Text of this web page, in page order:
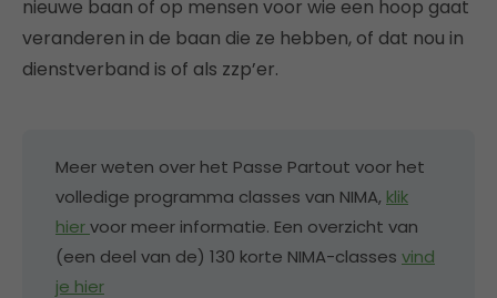
nieuwe baan of op mensen voor wie een hoop gaat
veranderen in de baan die ze hebben, of dat nou in
dienstverband is of als zzp’er.
Meer weten over het Passe Partout voor het
volledige programma classes van NIMA, klik
hiervoor meer informatie. Een overzicht van
(een deel van de) 130 korte NIMA-classes vind
je hier